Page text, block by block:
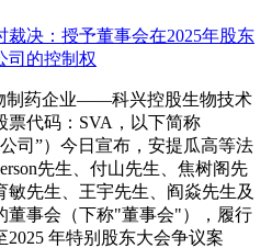
制药企业——科兴控股生物技术
票代码：SVA，以下简称
司”）今日宣布，安提瓜高等法
先生、付山先生、焦树阁先
敏先生、王宇先生、阎焱先生及
董事会（下称"董事会"），履行
年特别股东大会争议案